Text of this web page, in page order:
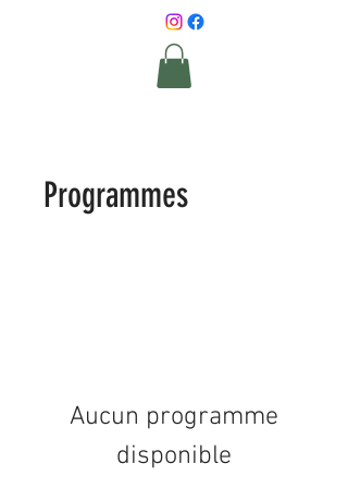
Programmes
Aucun programme
disponible